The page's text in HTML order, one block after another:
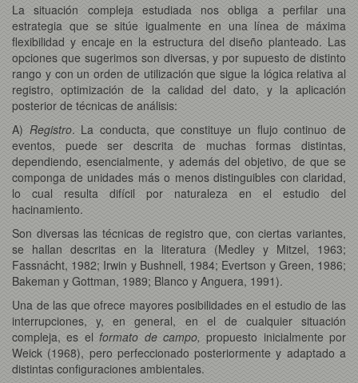
La situación compleja estudiada nos obliga a perfilar una
estrategia que se sitúe igualmente en una línea de máxima
flexibilidad y encaje en la estructura del diseño planteado. Las
opciones que sugerimos son diversas, y por supuesto de distinto
rango y con un orden de utilización que sigue la lógica relativa al
registro, optimización de la calidad del dato, y la aplicación
posterior de técnicas de análisis:
A) Registro. La conducta, que constituye un flujo continuo de
eventos, puede ser descrita de muchas formas distintas,
dependiendo, esencialmente, y además del objetivo, de que se
componga de unidades más o menos distinguibles con claridad,
lo cual resulta difícil por naturaleza en el estudio del
hacinamiento.
Son diversas las técnicas de registro que, con ciertas variantes,
se hallan descritas en la literatura (Medley y Mitzel, 1963;
Fassnácht, 1982; Irwin y Bushnell, 1984; Evertson y Green, 1986;
Bakeman y Gottman, 1989; Blanco y Anguera, 1991).
Una de las que ofrece mayores posibilidades en el estudio de las
interrupciones, y, en general, en el de cualquier situación
compleja, es elformato de campo, propuesto inicialmente por
Weick (1968), pero perfeccionado posteriormente y adaptado a
distintas configuraciones ambientales.